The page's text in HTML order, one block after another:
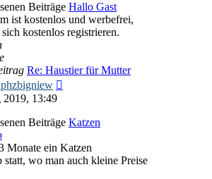
Hallo Gast
ist kostenlos und werbefrei,
kostenlos registrieren.
Re: Haustier für Mutter
2019, 13:49
Katzen
Monate ein Katzen
wo man auch kleine Preise